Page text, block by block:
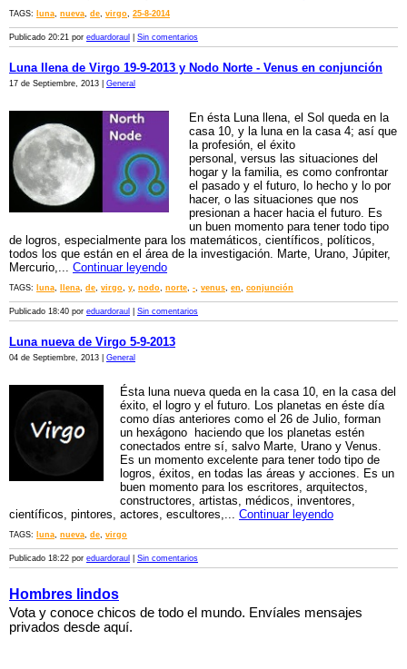
TAGS: luna, nueva, de, virgo, 25-8-2014
Publicado 20:21 por eduardoraul Sin comentarios
Luna llena de Virgo 19-9-2013 y Nodo Norte - Venus en conjunción
17 de Septiembre, 2013 | General
En ésta Luna llena, el Sol queda en la
casa 10, y la luna en la casa 4; así que
la profesión, el éxito
personal, versus las situaciones del
hogar y la familia, es como confrontar
el pasado y el futuro, lo hecho y lo por
hacer, o las situaciones que nos
presionan a hacer hacia el futuro. Es
un buen momento para tener todo tipo
de logros, especialmente para los matemáticos, científicos, políticos,
todos los que están en el área de la investigación. Marte, Urano, Júpiter,
Mercurio,... Continuar leyendo
TAGS: luna, llena, de, virgo, y, nodo, norte, -, venus, en, conjunción
Publicado 18:40 por eduardoraul Sin comentarios
Luna nueva de Virgo 5-9-2013
04 de Septiembre, 2013 | General
Ésta luna nueva queda en la casa 10, en la casa del
éxito, el logro y el futuro. Los planetas en éste día
como días anteriores como el 26 de Julio, forman
un hexágono haciendo que los planetas estén
conectados entre sí, salvo Marte, Urano y Venus.
Es un momento excelente para tener todo tipo de
logros, éxitos, en todas las áreas y acciones. Es un
buen momento para los escritores, arquitectos,
constructores, artistas, médicos, inventores,
científicos, pintores, actores, escultores,... Continuar leyendo
TAGS: luna, nueva, de, virgo
Publicado 18:22 por eduardoraul Sin comentarios
Hombres lindos
Vota y conoce chicos de todo el mundo. Envíales mensajes
privados desde aquí.